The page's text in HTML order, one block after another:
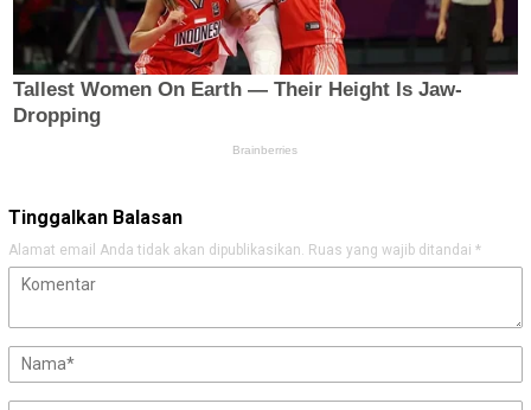
Tinggalkan Balasan
Alamat email Anda tidak akan dipublikasikan. Ruas yang wajib ditandai *